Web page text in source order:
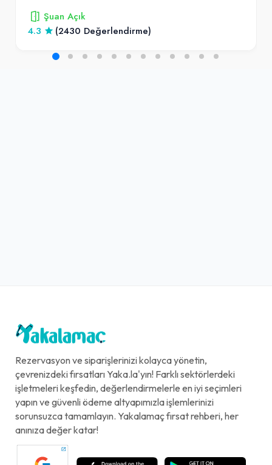
Şuan Açık
4.3
(2430 Değerlendirme)
Rezervasyon ve siparişlerinizi kolayca yönetin,
çevrenizdeki fırsatları Yaka.la'yın! Farklı sektörlerdeki
işletmeleri keşfedin, değerlendirmelerle en iyi seçimleri
yapın ve güvenli ödeme altyapımızla işlemlerinizi
sorunsuzca tamamlayın. Yakalamaç fırsat rehberi, her
anınıza değer katar!